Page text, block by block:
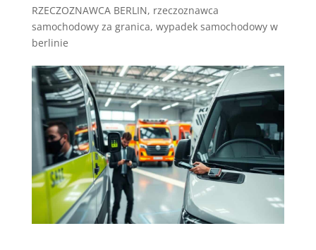
RZECZOZNAWCA BERLIN, rzeczoznawca
samochodowy za granica, wypadek samochodowy w
berlinie